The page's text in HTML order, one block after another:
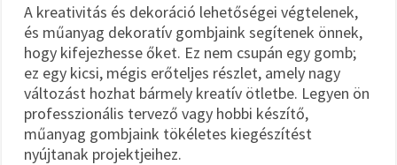
A kreativitás és dekoráció lehetőségei végtelenek,
és műanyag dekoratív gombjaink segítenek önnek,
hogy kifejezhesse őket. Ez nem csupán egy gomb;
ez egy kicsi, mégis erőteljes részlet, amely nagy
változást hozhat bármely kreatív ötletbe. Legyen ön
professzionális tervező vagy hobbi készítő,
műanyag gombjaink tökéletes kiegészítést
nyújtanak projektjeihez.